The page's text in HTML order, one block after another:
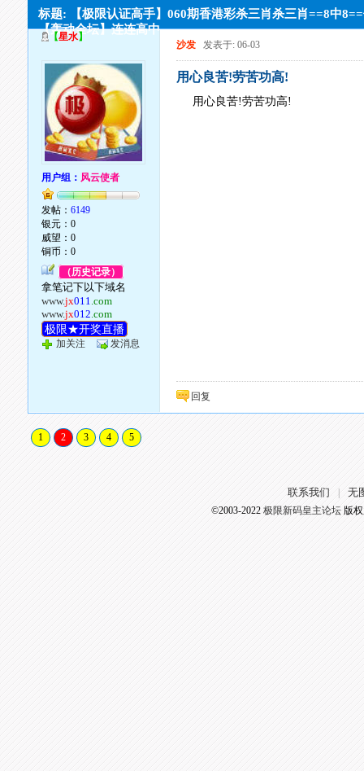
标题: 【极限认证高手】060期香港彩杀三肖杀三肖==8中
【轰动全坛】连连高中
【星水】
用户组： 风云使者
发帖：6149
银元：0
威望：0
铜币：0
（历史记录）
拿笔记下以下域名
www.jx011.com
www.jx012.com
极限★开奖直播
加关注 发消息
沙发 发表于: 06-03
用心良苦!劳苦功高!
用心良苦!劳苦功高!
回复
1 2 3 4 5
联系我们 无
©2003-2022 极限新码皇主论坛版权